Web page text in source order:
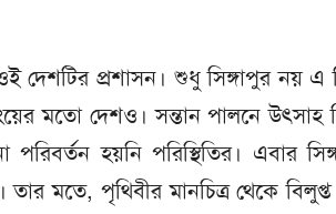
দেশটির প্রশাসন। শুধু সিঙ্গাপুর নয় এ
মতো দেশও। সন্তান পালনে উৎসাহ
হয়নি পরিস্থিতির। এবার
তার মতে, পৃথিবীর মানচিত্র থেকে